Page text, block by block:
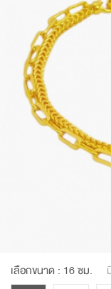
เลือกขนาด : 16ซม.